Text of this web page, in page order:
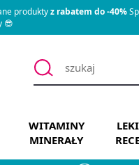
produktyz rabatem do -40%
😎
WITAMINY
MINERAŁY